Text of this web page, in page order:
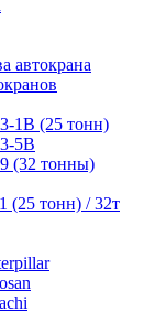
автокрана
1В (25 тонн)
5В
(32 тонны)
(25 тонн) / 32т